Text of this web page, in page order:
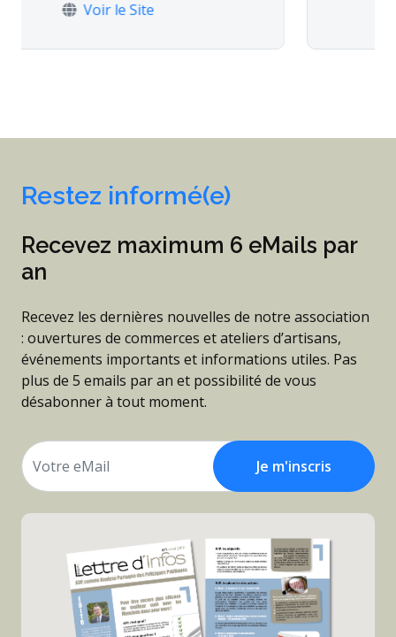
Restez informé(e)
Recevez maximum 6 eMails par
an
Recevez les dernières nouvelles de notre association
: ouvertures de commerces et ateliers d’artisans,
événements importants et informations utiles. Pas
plus de 5 emails par an et possibilité de vous
désabonner à tout moment.
Je m'inscris